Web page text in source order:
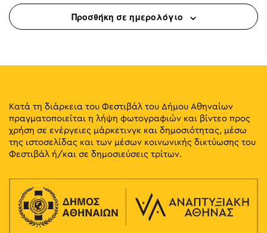
Προσθήκη σε ημερολόγιο
Κατά τη διάρκεια του Φεστιβάλ του Δήμου Αθηναίων
πραγματοποιείται η λήψη φωτογραφιών και βίντεο προς
χρήση σε ενέργειες μάρκετινγκ και δημοσιότητας, μέσω
της ιστοσελίδας και των μέσων κοινωνικής δικτύωσης του
Φεστιβάλ ή/και σε δημοσιεύσεις τρίτων.